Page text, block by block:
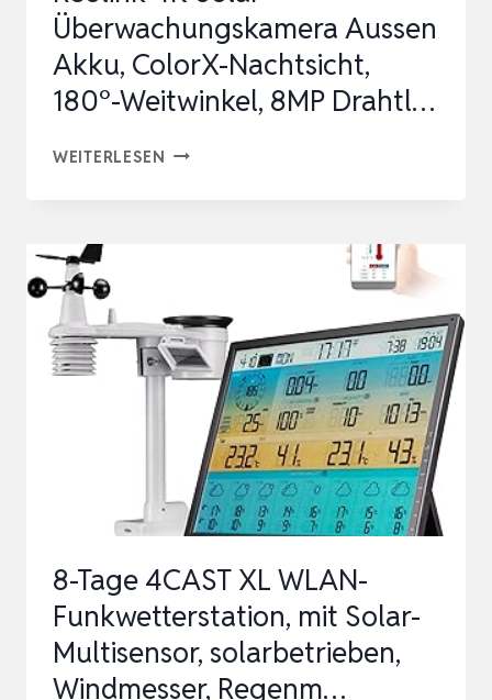
PP…
Überwachungskamera Aussen
Akku, ColorX-Nachtsicht,
180°-Weitwinkel, 8MP Drahtl…
WEITERLESEN REOLINK
ÜBERWACHUNGSKAMERA
AKKU,
COLORX-
NACHTSICHT,
WEITWINKEL,
8MP
DRAHTL…
8-Tage 4CAST XL WLAN-
Funkwetterstation, mit Solar-
Multisensor, solarbetrieben,
Windmesser, Regenm…